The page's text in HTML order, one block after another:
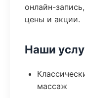
онлайн-
цены и акции.
Наши
массаж